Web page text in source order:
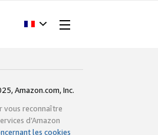
Amazon.com, Inc.
vous reconnaître
d’Amazon
les cookies